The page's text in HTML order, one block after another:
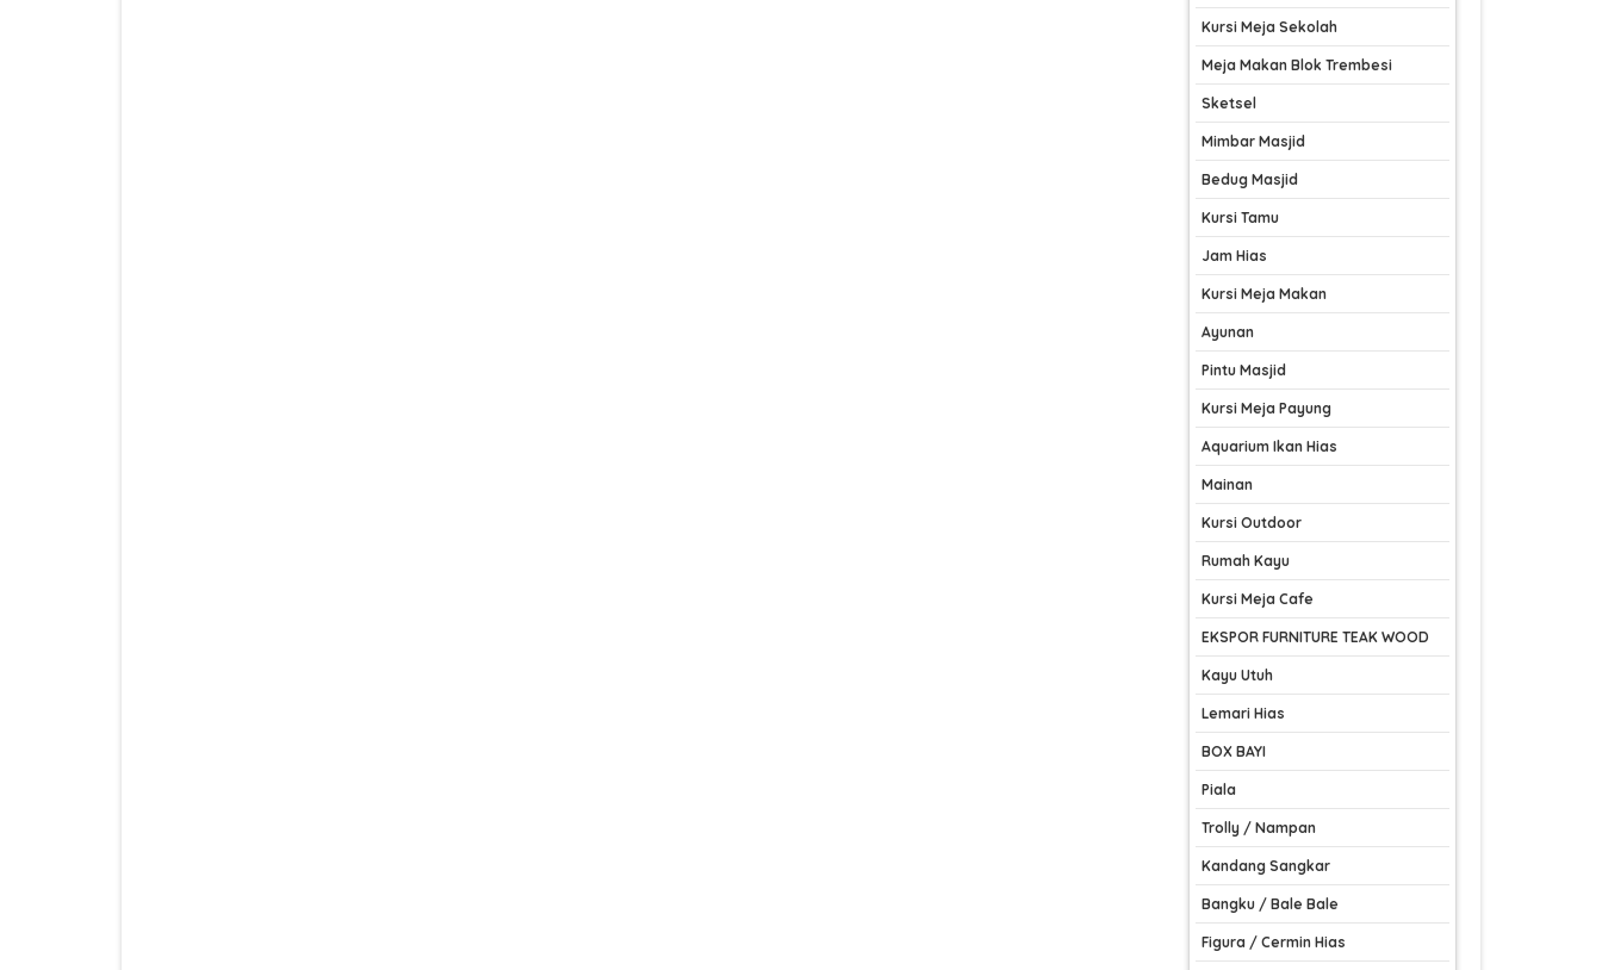
Kursi Meja Sekolah
Meja Makan Blok Trembesi
Sketsel
Mimbar Masjid
Bedug Masjid
Kursi Tamu
Jam Hias
Kursi Meja Makan
Ayunan
Pintu Masjid
Kursi Meja Payung
Aquarium Ikan Hias
Mainan
Kursi Outdoor
Rumah Kayu
Kursi Meja Cafe
EKSPOR FURNITURE TEAK WOOD
Kayu Utuh
Lemari Hias
BOX BAYI
Piala
Trolly / Nampan
Kandang Sangkar
Bangku / Bale Bale
Figura / Cermin Hias